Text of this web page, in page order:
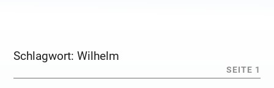
Schlagwort:Wilhelm
SEITE 1